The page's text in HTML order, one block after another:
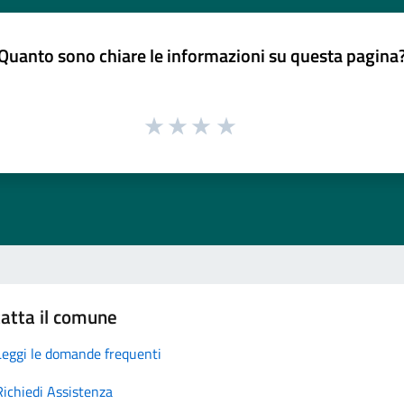
sono chiare le informazioni su questa
il comune
le domande frequenti
Assistenza